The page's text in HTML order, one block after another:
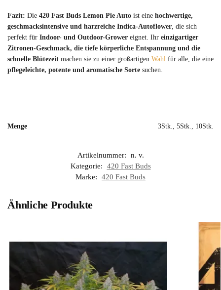
Fazit: Die 420 Fast Buds Lemon Pie Auto ist eine hochwertige,
geschmacksintensive und harzreiche Indica-Autoflower, die sich
perfekt für Indoor- und Outdoor-Grower eignet. Ihr einzigartiger
Zitronen-Geschmack, die tiefe körperliche Entspannung und die
schnelle Blütezeit machen sie zu einer großartigen Wahl für alle, die eine
pflegeleichte, potente und aromatische Sorte suchen.
Menge 3Stk., 5Stk., 10Stk.
Artikelnummer:
n. v.
Kategorie:
420 Fast Buds
Marke:
420 Fast Buds
Ähnliche Produkte